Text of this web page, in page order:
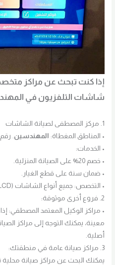
إذا كنت تبحث عن مراكز
شاشات التلفزيون في
1. مركز المصطفى لصيانة الشاشات
• المناطق المغطاة: المهندسين. رقم
• الخدمات:
• خصم 20% على الصيانة المنزلية.
• ضمان سنة على قطع الغيار.
• التخصص: جميع أنواع الشاشات (LED، LCD، بلازما).
2. فروع أخرى موثوقة:
• مراكز الوكيل المعتمد المصطفي:
معينة، يمكنك التوجه إلى مراكز
أصلية.
3. مراكز صيانة عامة في منطقتك:
يمكنك البحث عن مراكز صيانة محلية